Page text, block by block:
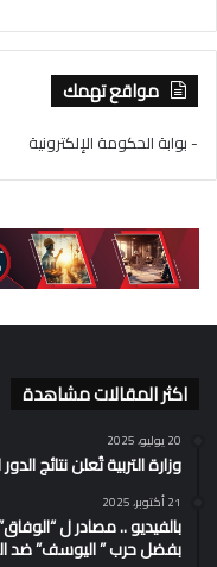
مواقع تهمك
- بوابة الحكومة الإلكترونية
اكثر المقالات مشاهدة
20 يوليو، 2025
وزارة التربية تُعلن نتائج
21 أكتوبر، 2025
بالفيديو .. مصادر ل
بفضل حرب ” اليوسف” ضد